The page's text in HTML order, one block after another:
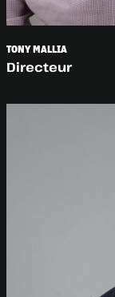
TONY MALLIA
Directeur